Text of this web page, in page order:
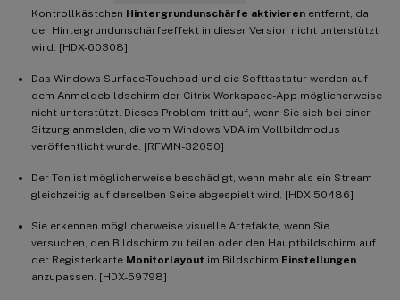
Kontrollkästchen Hintergrundunschärfe aktivieren entfernt, da
der Hintergrundunschärfeeffekt in dieser Version nicht unterstützt
wird. [HDX-60308]
Das Windows Surface-Touchpad und die Softtastatur werden auf
dem Anmeldebildschirm der Citrix Workspace-App möglicherweise
nicht unterstützt. Dieses Problem tritt auf, wenn Sie sich bei einer
Sitzung anmelden, die vom Windows VDA im Vollbildmodus
veröffentlicht wurde. [RFWIN-32050]
Der Ton ist möglicherweise beschädigt, wenn mehr als ein Stream
gleichzeitig auf derselben Seite abgespielt wird. [HDX-50486]
Sie erkennen möglicherweise visuelle Artefakte, wenn Sie
versuchen, den Bildschirm zu teilen oder den Hauptbildschirm auf
der Registerkarte Monitorlayout im Bildschirm Einstellungen
anzupassen. [HDX-59798]